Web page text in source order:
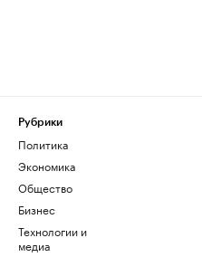
Рубрики
Политика
Экономика
Общество
Бизнес
Технологии и
медиа